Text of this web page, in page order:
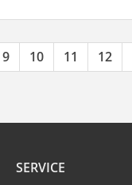
9 10 11 12
SERVICE